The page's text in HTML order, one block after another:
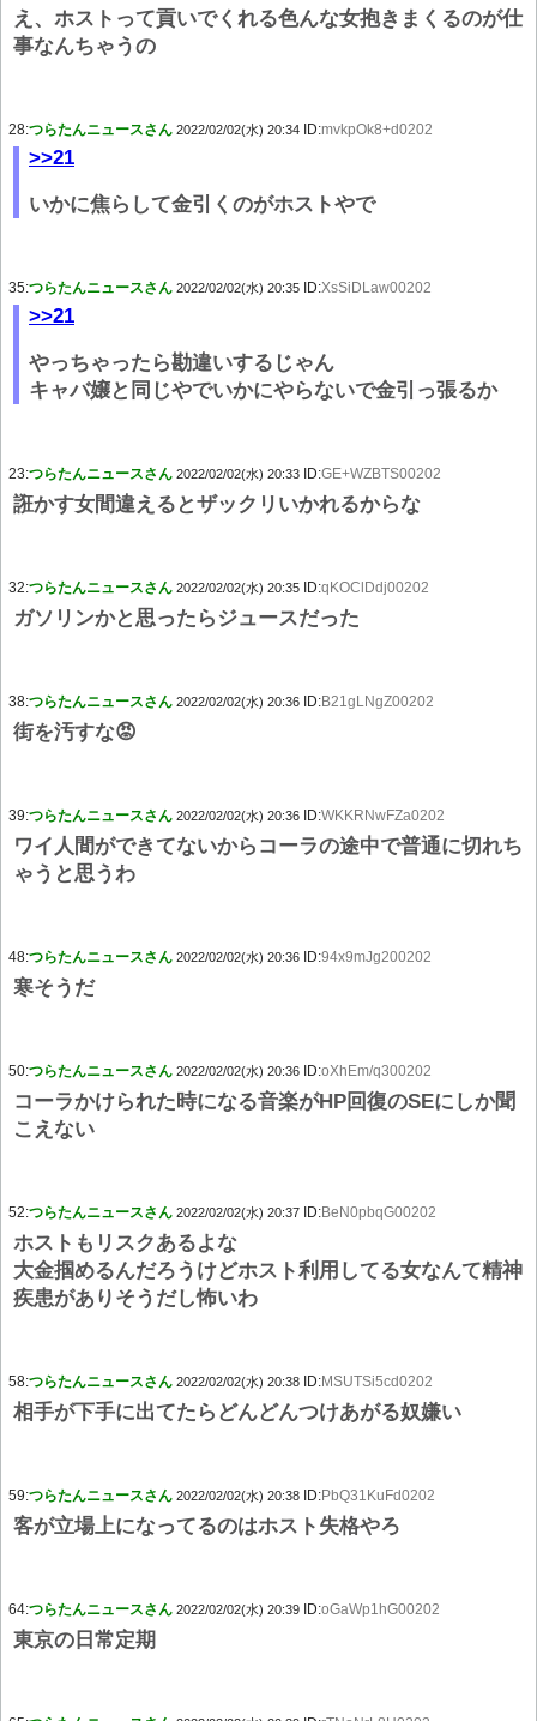
え、ホストって貢いでくれる色んな女抱きまくるのが仕
事なんちゃうの
28:つらたんニュースさん 2022/02/02(水) 20:34 ID:mvkpOk8+d0202
>>21
いかに焦らして金引くのがホストやで
35:つらたんニュースさん 2022/02/02(水) 20:35 ID:XsSiDLaw00202
>>21
やっちゃったら勘違いするじゃん
キャバ嬢と同じやでいかにやらないで金引っ張るか
23:つらたんニュースさん 2022/02/02(水) 20:33 ID:GE+WZBTS00202
誑かす女間違えるとザックリいかれるからな
32:つらたんニュースさん 2022/02/02(水) 20:35 ID:qKOClDdj00202
ガソリンかと思ったらジュースだった
38:つらたんニュースさん 2022/02/02(水) 20:36 ID:B21gLNgZ00202
街を汚すな😡
39:つらたんニュースさん 2022/02/02(水) 20:36 ID:WKKRNwFZa0202
ワイ人間ができてないからコーラの途中で普通に切れち
ゃうと思うわ
48:つらたんニュースさん 2022/02/02(水) 20:36 ID:94x9mJg200202
寒そうだ
50:つらたんニュースさん 2022/02/02(水) 20:36 ID:oXhEm/q300202
コーラかけられた時になる音楽がHP回復のSEにしか聞
こえない
52:つらたんニュースさん 2022/02/02(水) 20:37 ID:BeN0pbqG00202
ホストもリスクあるよな
大金掴めるんだろうけどホスト利用してる女なんて精神
疾患がありそうだし怖いわ
58:つらたんニュースさん 2022/02/02(水) 20:38 ID:MSUTSi5cd0202
相手が下手に出てたらどんどんつけあがる奴嫌い
59:つらたんニュースさん 2022/02/02(水) 20:38 ID:PbQ31KuFd0202
客が立場上になってるのはホスト失格やろ
64:つらたんニュースさん 2022/02/02(水) 20:39 ID:oGaWp1hG00202
東京の日常定期